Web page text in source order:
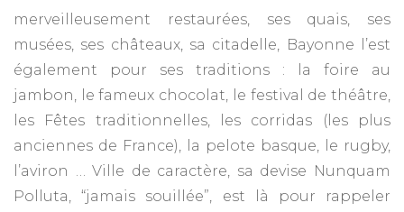
merveilleusement restaurées, ses quais, ses
musées, ses châteaux, sa citadelle, Bayonne l’est
également pour ses traditions : la foire au
jambon, le fameux chocolat, le festival de théâtre,
les Fêtes traditionnelles, les corridas (les plus
anciennes de France), la pelote basque, le rugby,
l’aviron … Ville de caractère, sa devise Nunquam
Polluta, “jamais souillée”, est là pour rappeler